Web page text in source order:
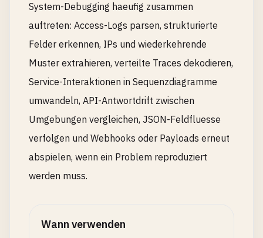
System-Debugging haeufig zusammen
auftreten: Access-Logs parsen, strukturierte
Felder erkennen, IPs und wiederkehrende
Muster extrahieren, verteilte Traces dekodieren,
Service-Interaktionen in Sequenzdiagramme
umwandeln, API-Antwortdrift zwischen
Umgebungen vergleichen, JSON-Feldfluesse
verfolgen und Webhooks oder Payloads erneut
abspielen, wenn ein Problem reproduziert
werden muss.
Wann verwenden